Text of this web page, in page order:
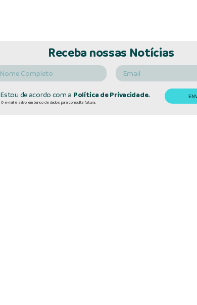
Receba nossas Notícias
Estou de acordo com a Política de Privacidade.
O e-mail é salvo em banco de dados para consulta futura.